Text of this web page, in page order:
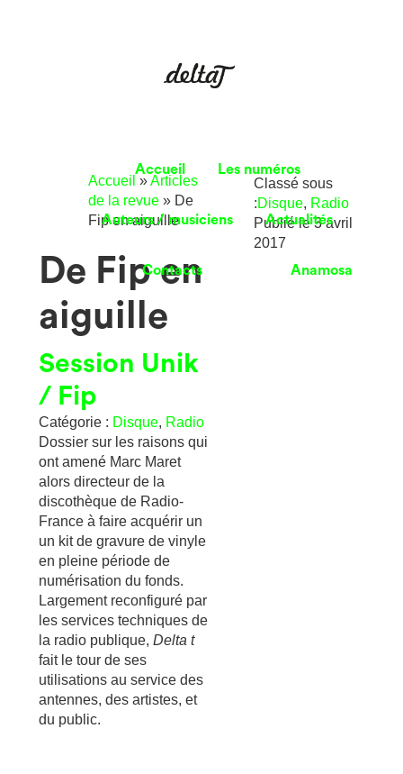
Accueil Les numéros
Auteurs / musiciens Actualités
Contacts Anamosa
Accueil »Articles
de la revue» De
Fip en aiguille
De Fip en
aiguille
Session Unik
/ Fip
Catégorie : Disque, Radio
Dossier sur les raisons qui
ont amené Marc Maret
alors directeur de la
discothèque de Radio-
France à faire acquérir un
un kit de gravure de vinyle
en pleine période de
numérisation du fonds.
Largement reconfiguré par
les services techniques de
la radio publique, Delta t
fait le tour de ses
utilisations au service des
antennes, des artistes, et
du public.
Classé sous
:Disque, Radio
Publié le3 avril
2017